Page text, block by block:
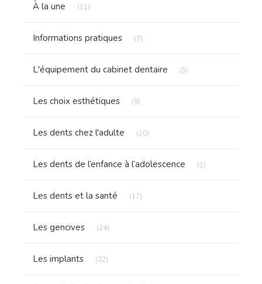
À la une (11)
Informations pratiques (7)
L'équipement du cabinet dentaire (5)
Les choix esthétiques (9)
Les dents chez l'adulte (10)
Les dents de l’enfance à l’adolescence (1)
Les dents et la santé (17)
Les gencives (24)
Les implants (22)